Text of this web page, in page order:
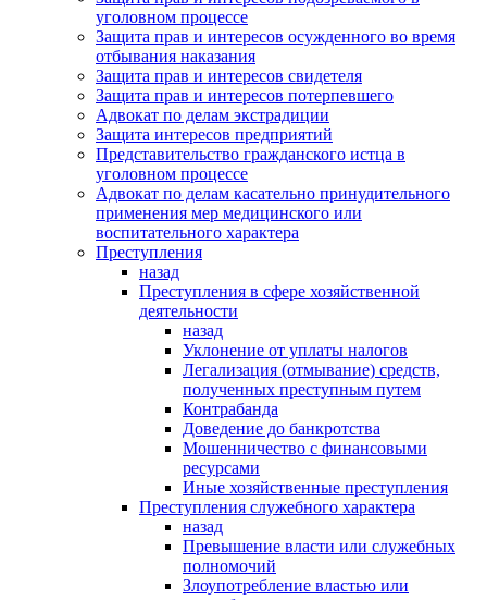
уголовном процессе
Защита прав и интересов осужденного во время
отбывания наказания
Защита прав и интересов свидетеля
Защита прав и интересов потерпевшего
Адвокат по делам экстрадиции
Защита интересов предприятий
Представительство гражданского истца в
уголовном процессе
Адвокат по делам касательно принудительного
применения мер медицинского или
воспитательного характера
Преступления
назад
Преступления в сфере хозяйственной
деятельности
назад
Уклонение от уплаты налогов
Легализация (отмывание) средств,
полученных преступным путем
Контрабанда
Доведение до банкротства
Мошенничество с финансовыми
ресурсами
Иные хозяйственные преступления
Преступления служебного характера
назад
Превышение власти или служебных
полномочий
Злоупотребление властью или